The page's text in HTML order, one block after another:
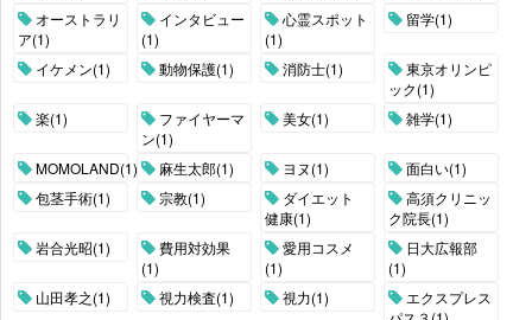
オーストラリ
ア(1)
インタビュー
(1)
心霊スポット
(1)
留学(1)
イケメン(1) 動物保護(1) 消防士(1)
東京オリンピ
ック(1)
楽(1)
ファイヤーマ
ン(1)
美女(1) 雑学(1)
MOMOLAND(1) 麻生太郎(1) ヨヌ(1)
面白い(1)
包茎手術(1)
宗教(1)
ダイエット
健康(1)
高須クリニッ
ク院長(1)
岩合光昭(1)
費用対効果
(1)
愛用コスメ
(1)
日大広報部
(1)
山田孝之(1)
視力検査(1) 視力(1)
エクスプレス